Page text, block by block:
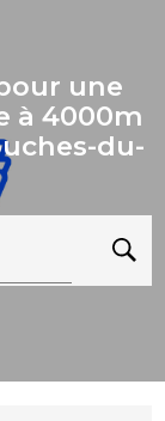
une
à 4000m
du-